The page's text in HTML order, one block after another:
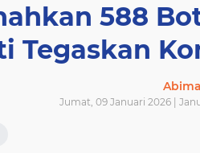
588
Tegaskan
Jumat, 09 Januari 2026 |